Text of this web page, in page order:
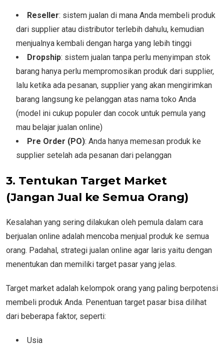
Reseller: sistem jualan di mana Anda membeli produk
dari supplier atau distributor terlebih dahulu, kemudian
menjualnya kembali dengan harga yang lebih tinggi
Dropship: sistem jualan tanpa perlu menyimpan stok
barang hanya perlu mempromosikan produk dari supplier,
lalu ketika ada pesanan, supplier yang akan mengirimkan
barang langsung ke pelanggan atas nama toko Anda
(model ini cukup populer dan cocok untuk pemula yang
mau belajar jualan online)
Pre Order (PO): Anda hanya memesan produk ke
supplier setelah ada pesanan dari pelanggan
3. Tentukan Target Market
(Jangan Jual ke Semua Orang)
Kesalahan yang sering dilakukan oleh pemula dalam cara
berjualan online adalah mencoba menjual produk ke semua
orang. Padahal, strategi jualan online agar laris yaitu dengan
menentukan dan memiliki target pasar yang jelas.
Target market adalah kelompok orang yang paling berpotensi
membeli produk Anda. Penentuan target pasar bisa dilihat
dari beberapa faktor, seperti:
Usia